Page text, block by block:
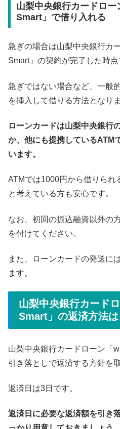
山梨中央銀行カードロ
Smart」で借り入れる
急ぎの場合は山梨中央銀行カ
Smart」の契約が完了した時点
急ぎではない場合など、一般
を挿入して借りる方法となりま
ローンカードは山梨中央銀行
か、他にも提携しているATM
います。
ATMでは1000円から借りられ
と考えている方も安心です。
なお、初回の振込融資以外の
を付けてください。
また、ローンカードの発送に
ます。
山梨中央銀行カード
Smart」の返済方法は
山梨中央銀行カードローン「
引き落としで返済する方針を
返済日は3日です。
返済日に必要な返済額を引き